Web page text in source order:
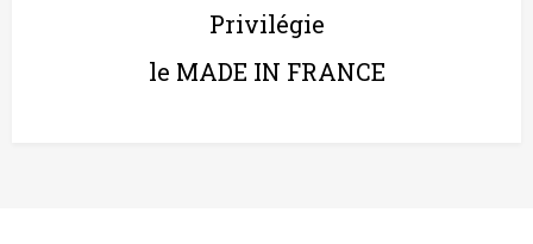
Privilégie
le MADE IN FRANCE